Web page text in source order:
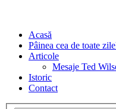
Acasă
Pâinea cea de toate
Articole
Mesaje Ted
Istoric
Contact